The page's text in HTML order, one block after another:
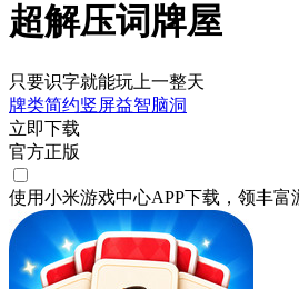
超解压词牌屋
只要识字就能玩上一整天
牌类简约竖屏益智脑洞
立即下载
官方正版
使用小米游戏中心APP下载 ，领丰富